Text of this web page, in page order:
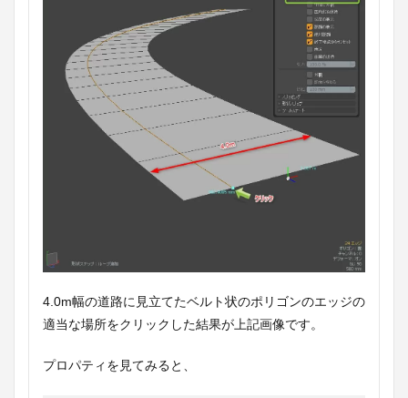
4.0m幅の道路に見立てたベルト状のポリゴンのエッジの
適当な場所をクリックした結果が上記画像です。
プロパティを見てみると、